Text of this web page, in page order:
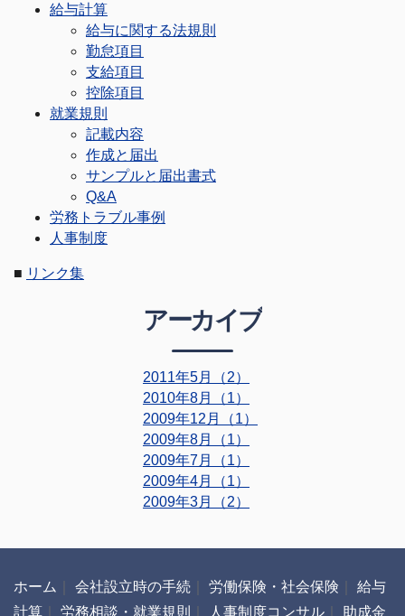
給与計算
給与に関する法規則
勤怠項目
支給項目
控除項目
就業規則
記載内容
作成と届出
サンプルと届出書式
Q&A
労務トラブル事例
人事制度
■ リンク集
アーカイブ
2011年5月（2）
2010年8月（1）
2009年12月（1）
2009年8月（1）
2009年7月（1）
2009年4月（1）
2009年3月（2）
ホーム 会社設立時の手続 労働保険・社会保険
給与
計算
労務相談・就業規則 人事制度コンサル 助成金